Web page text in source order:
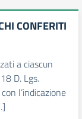
CONFERITI
a ciascun
D. Lgs.
l’indicazione